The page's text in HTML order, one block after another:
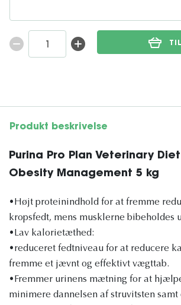
Produkt beskrivelse
Purina Pro Plan Veterinary
Obesity Management 5 kg
•Højt proteinindhold for at fremme
kropsfedt, mens musklerne bibeholdes
•Lav kalorietæthed:
•reduceret fedtniveau for at reducere
fremme et jævnt og effektivt vægttab.
•Fremmer urinens mætning for at
minimere dannelsen af struvitsten